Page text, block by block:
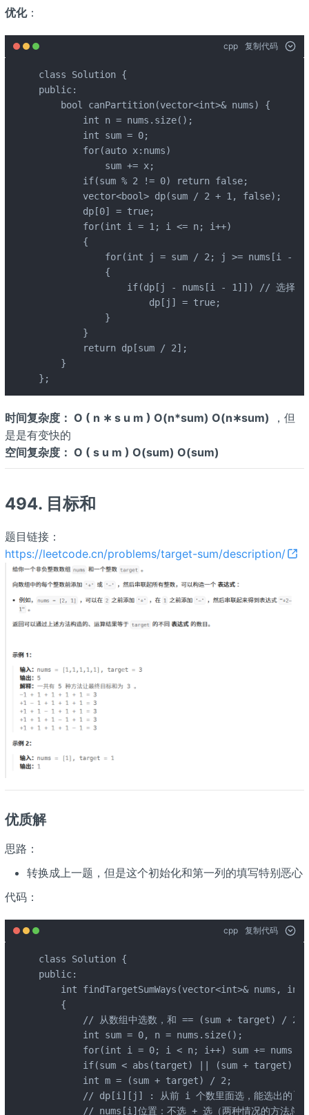
优化：
cpp 复制代码
class Solution {
public:
    bool canPartition(vector<int>& nums) {
        int n = nums.size();
        int sum = 0;
        for(auto x:nums)
            sum += x;
        if(sum % 2 != 0) return false;
        vector<bool> dp(sum / 2 + 1, false);
        dp[0] = true;
        for(int i = 1; i <= n; i++)
        {
for(int j = sum / 2; j >= nums[i -
            {
if(dp[j - nums[i - 1]]) // 选择第
                    dp[j] = true;
            }
        }
        return dp[sum / 2];
    }
};
时间复杂度： O ( n ∗ s u m ) O(n*sum) O(n∗sum) ，但
是是有变快的
空间复杂度： O ( s u m ) O(sum) O(sum)
494. 目标和
题目链接：
https://leetcode.cn/problems/target-sum/description/
优质解
思路：
转换成上一题，但是这个初始化和第一列的填写特别恶心
代码：
cpp 复制代码
class Solution {
public:
int findTargetSumWays(vector<int>& nums,
    {
        // 从数组中选数，和 == (sum + target) / 2;
        int sum = 0, n = nums.size();
for(int i = 0; i < n; i++) sum +=
if(sum < abs(target) || (sum + target) %
        int m = (sum + target) / 2;
// dp[i][j] : 从前 i 个数里面选，能选出的`
// nums[i]位置：不选 + 选（两种情况的方法总